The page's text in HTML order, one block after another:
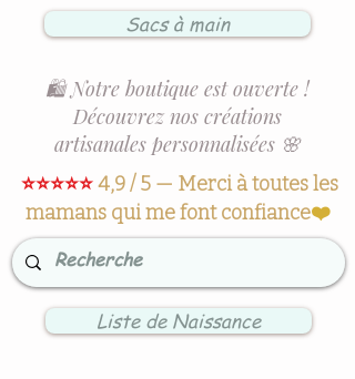
Sacs à main
🛍️ Notre boutique est ouverte !
Découvrez nos créations
artisanales personnalisées 🌸
⭐⭐⭐⭐⭐4,9 / 5 — Merci à toutes les
mamans qui me font confiance❤️
Liste de Naissance